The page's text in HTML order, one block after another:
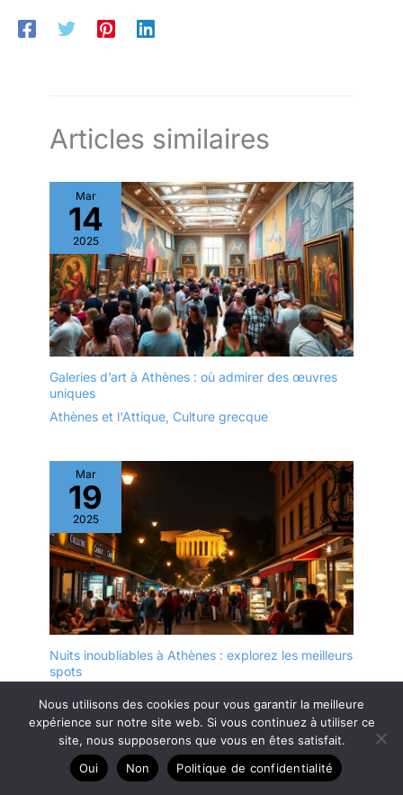
Articles similaires
Mar
14
2025
Galeries d’art à Athènes : où admirer des œuvres
uniques
Athènes et l'Attique, Culture grecque
Mar
19
2025
Nuits inoubliables à Athènes : explorez les meilleurs
spots
Mar
23
Nous utilisons des cookies pour vous garantir la meilleure
expérience sur notre site web. Si vous continuez à utiliser ce
site, nous supposerons que vous en êtes satisfait.
Oui
Non Politique de confidentialité